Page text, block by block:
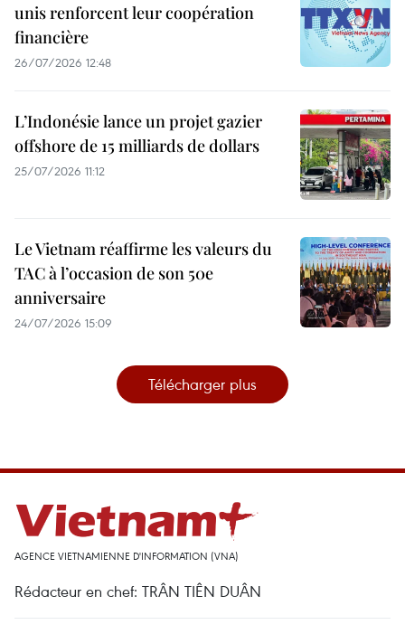
unis renforcent leur coopération
financière
26/07/2026 12:48
L’Indonésie lance un projet gazier
offshore de 15 milliards de dollars
25/07/2026 11:12
Le Vietnam réaffirme les valeurs du
TAC à l’occasion de son 50e
anniversaire
24/07/2026 15:09
Télécharger plus
AGENCE VIETNAMIENNE D'INFORMATION (VNA)
Rédacteur en chef: TRÂN TIÊN DUÂN